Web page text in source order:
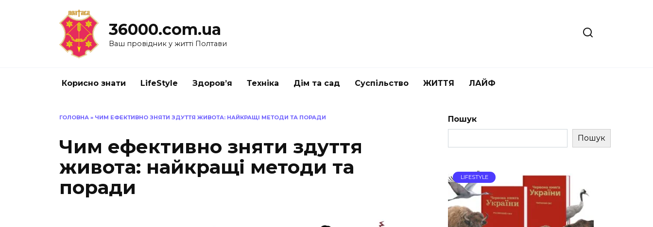
36000.com.ua
Ваш провідник у житті Полтави
Корисно знати LifeStyle Здоров’я Техніка Дім та сад Суспільство ЖИТТЯ ЛАЙФ
ГОЛОВНА » ЧИМ ЕФЕКТИВНО ЗНЯТИ ЗДУТТЯ ЖИВОТА: НАЙКРАЩІ МЕТОДИ ТА ПОРАДИ
Чим ефективно зняти здуття
живота: найкращі методи та
поради
Пошук
Пошук
LIFESTYLE